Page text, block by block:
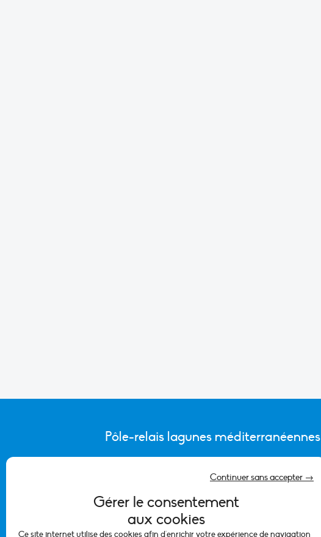
Gérer le consentement
aux cookies
Ce site internet utilise des cookies afin d'enrichir votre expérience de navigation
Continuer sans accepter →
Pôle-relais lagunes méditerranéennes
CONTACTER L’ÉQUIPE DU PÔLE